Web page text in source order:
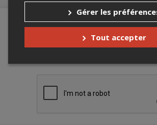
Merci de confirmer que vous
Gérer les
Tout accepter